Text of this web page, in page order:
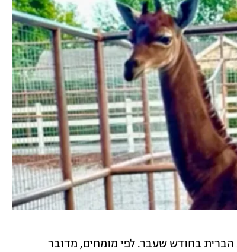
הברית בחודש שעבר. לפי מומחים, מדובר